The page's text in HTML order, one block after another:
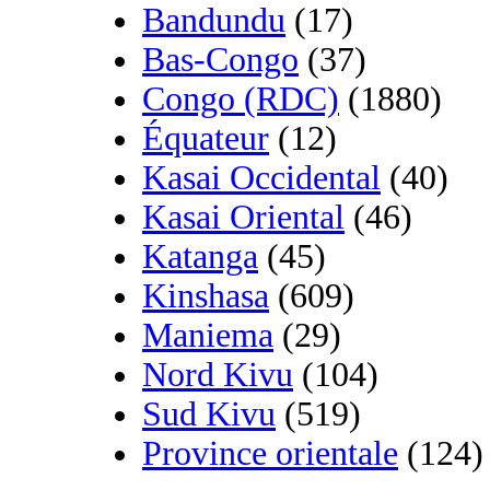
Bandundu (17)
Bas-Congo (37)
Congo (RDC) (1880)
Équateur (12)
Kasai Occidental (40)
Kasai Oriental (46)
Katanga (45)
Kinshasa (609)
Maniema (29)
Nord Kivu (104)
Sud Kivu (519)
Province orientale (124)